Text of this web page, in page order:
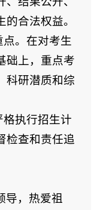
合法权益。
。在对考生
础上，重点考
科研潜质和综
执行招生计
检查和责任追
导，热爱祖